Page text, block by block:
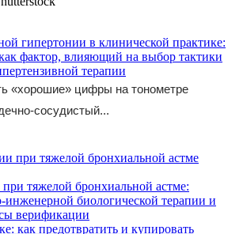
гипертонии в клинической практике:
фактор, влияющий на выбор тактики
терапии
«хорошие» цифры на тонометре
сосудистый...
тяжелой бронхиальной астме:
инженерной биологической терапии и
верификации